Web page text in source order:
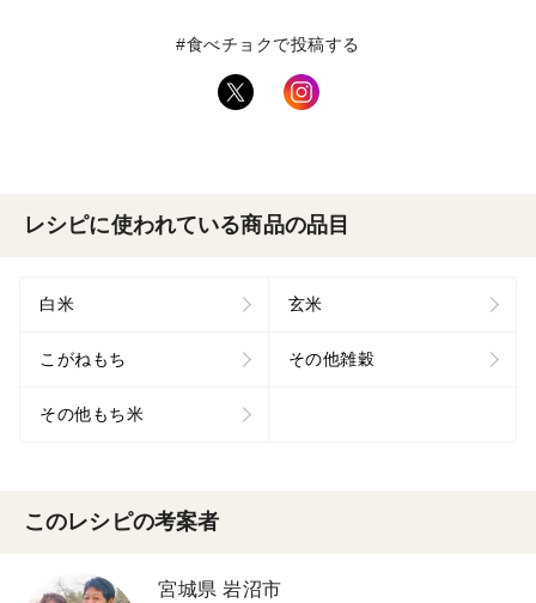
#食べチョクで投稿する
レシピに使われている商品の品目
白米 玄米
こがねもち その他雑穀
その他もち米
このレシピの考案者
宮城県 岩沼市